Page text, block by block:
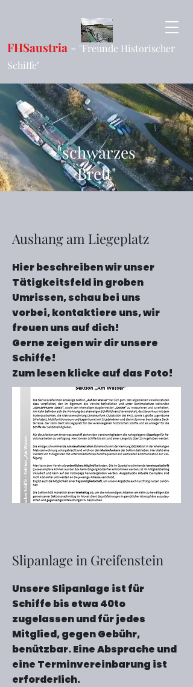
FHSaustria - "Freunde Historischer
Schiffe"
"schwarzes
Brett"
Aushang am Liegeplatz
Hier beschreiben wir unser
Tätigkeitsfeld in groben
Umrissen, schau bei uns
vorbei, kontaktiere uns, wir
freuen uns auf dich!
Gerne zeigen wir dir unsere
Schiffe!
Zum lesen klicke auf das Foto!
Slipanlage in Greifenstein
Unsere Slipanlage ist für
Schiffe bis etwa 40to
zugelassen und für jedes
Mitglied, gegen Gebühr,
benützbar. Eine Absprache und
eine Terminvereinbarung ist
erforderlich.